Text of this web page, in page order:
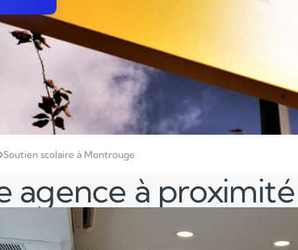
Soutien scolaire à Montrouge
agence à